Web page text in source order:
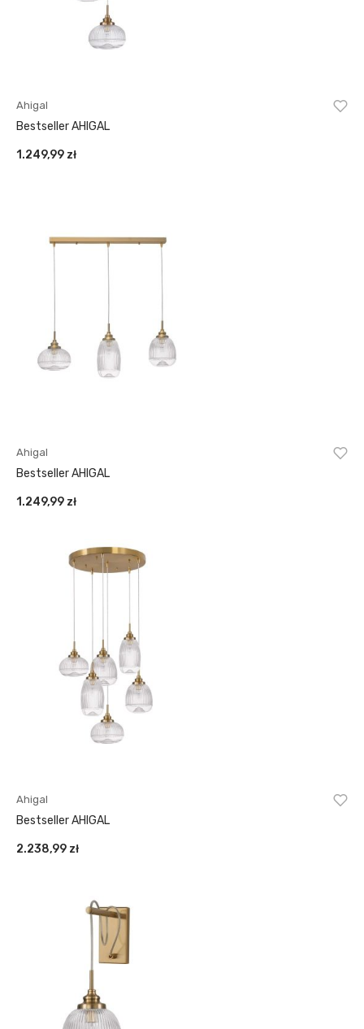
Ahigal
Bestseller AHIGAL
1.249,99 zł
Ahigal
Bestseller AHIGAL
1.249,99 zł
Ahigal
Bestseller AHIGAL
2.238,99 zł